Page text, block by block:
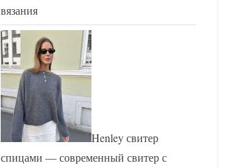
вязания
Henley свитер
спицами — современный свитер с